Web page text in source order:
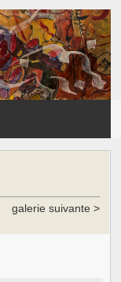
galerie suivante >